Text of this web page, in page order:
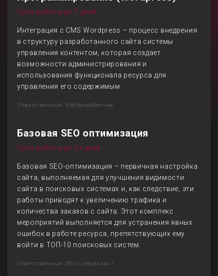
Срок работы до 7 дней
Интеграция с CMS Wordpress – процесс внедрения
в структуру разработанного сайта системы
управления контентом, которая создает
возможности администрирования и
использования функционала ресурса для
управления его содержимым.
Ответственный: Веб-разработчик
Базовая SEO оптимизация
Срок работы до 2х дней
Базовая SEO-оптимизация – первичная настройка
сайта, выполняемая для улучшения видимости
сайта в поисковых системах и, как следствие, эти
работы приводят к увеличению трафика и
количества заказов с сайта. Этот комплекс
мероприятий выполняется для устранения явных
ошибок в работе ресурса, препятствующих ему
войти в ТОП-10 поисковых систем.
Ответственный: SEO специалист